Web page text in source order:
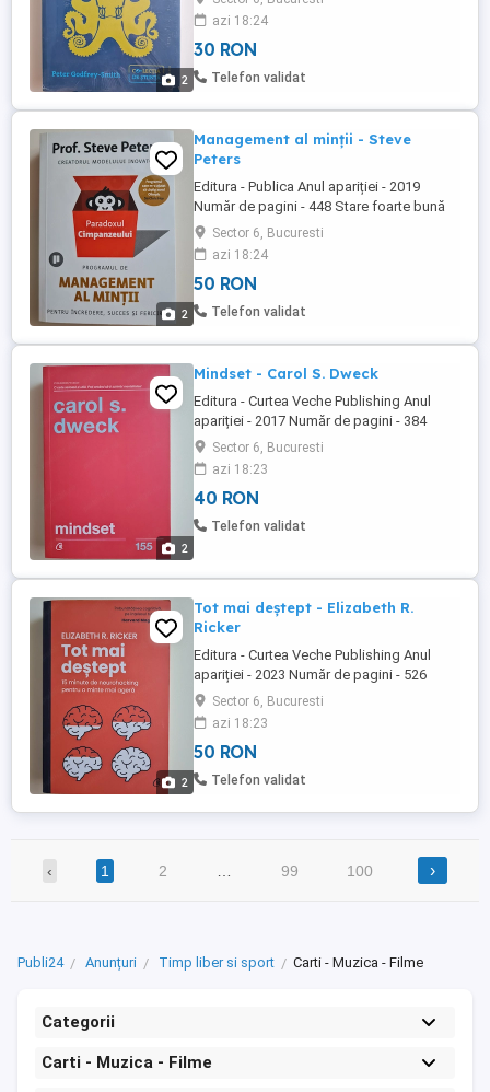
2
București, Stația de Metrou Păcii.
azi 18:24
30 RON
Telefon validat
2
Management al minții - Steve
Peters
Editura - Publica Anul apariției - 2019
Număr de pagini - 448 Stare foarte bună
(nouă) Doar cu predare personală în
București, Stația de Metrou Păcii.
Sector 6, Bucuresti
azi 18:24
50 RON
Telefon validat
2
Mindset - Carol S. Dweck
Editura - Curtea Veche Publishing Anul
apariției - 2017 Număr de pagini - 384
Stare foarte bună (Nouă) Doar cu predare
personală în București, Stația de Metrou
Păcii.
Sector 6, Bucuresti
azi 18:23
40 RON
Telefon validat
2
Tot mai deștept - Elizabeth R.
Ricker
Editura - Curtea Veche Publishing Anul
apariției - 2023 Număr de pagini - 526
Stare foarte bună (Nouă) Doar cu predare
personală în București, Stația de Metrou
Păcii.
Sector 6, Bucuresti
azi 18:23
50 RON
Telefon validat
‹ 1 2 99 100 ›
Publi24 Anunțuri Timp liber si sport Carti - Muzica - Filme
Categorii
Carti - Muzica - Filme